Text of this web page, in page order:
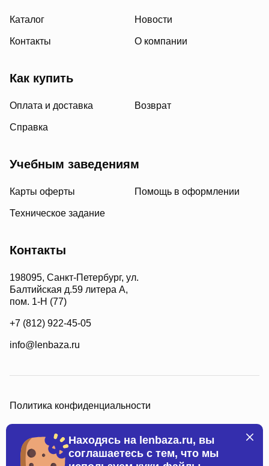
Каталог Новости
Контакты О компании
Как купить
Оплата и доставка Возврат
Справка
Учебным заведениям
Карты оферты Помощь в оформлении
Техническое задание
Контакты
198095, Санкт-Петербург, ул.
Балтийская д.59 литера А,
пом. 1-Н (77)
+7 (812) 922-45-05
info@lenbaza.ru
Политика конфиденциальности
Находясь на lenbaza.ru, вы
соглашаетесь с тем, что мы